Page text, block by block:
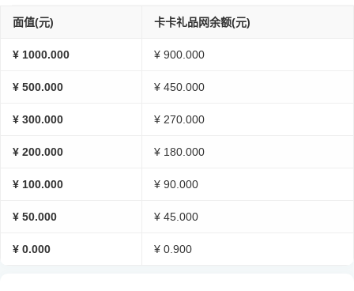
面值(元) 卡卡礼品网余额(元)
¥ 1000.000 ¥ 900.000
¥ 500.000 ¥ 450.000
¥ 300.000 ¥ 270.000
¥ 200.000 ¥ 180.000
¥ 100.000 ¥ 90.000
¥ 50.000 ¥ 45.000
¥ 0.000 ¥ 0.900